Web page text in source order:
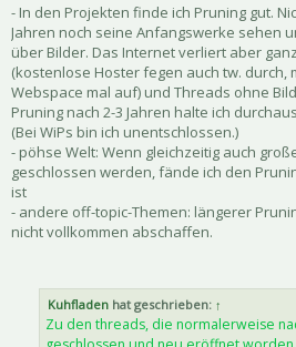
- In den Projekten finde ich Pruning gut.
Jahren noch seine Anfangswerke sehen
über Bilder. Das Internet verliert aber
(kostenlose Hoster fegen auch tw. durch,
Webspace mal auf) und Threads ohne
Pruning nach 2-3 Jahren halte ich
(Bei WiPs bin ich unentschlossen.)
- pöhse Welt: Wenn gleichzeitig auch
geschlossen werden, fände ich den
ist
- andere off-topic-Themen: längerer
nicht vollkommen abschaffen.
Kuhfladen hat geschrieben: ↑
Zu den threads, die normalerweise